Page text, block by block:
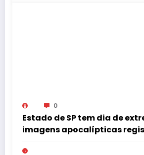
0
Estado de SP tem dia de
imagens apocalípticas
na região